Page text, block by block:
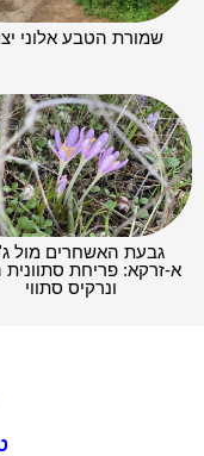
שמורת הטבע אלוני
גבעת האשחרים מול
א-זרקא: פריחת סתוונית
ונרקיס סתווי